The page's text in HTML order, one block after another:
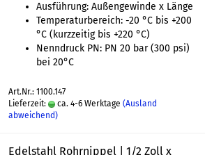
Ausführung: Außengewinde x Länge
Temperaturbereich: -20 °C bis +200
°C (kurzzeitig bis +220 °C)
Nenndruck PN: PN 20 bar (300 psi)
bei 20°C
Art.Nr.: 1100.147
Lieferzeit:
ca. 4-6 Werktage (Ausland
abweichend)
Edelstahl Rohrnippel | 1/2 Zoll x